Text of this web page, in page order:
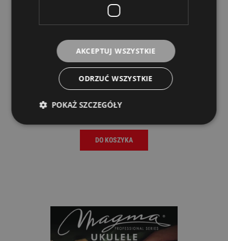
Struny do Ukulele - Magma UK110C
55,00 zł
DO KOSZYKA
AKCEPTUJ WSZYSTKIE
ODRZUĆ WSZYSTKIE
POKAŻ SZCZEGÓŁY